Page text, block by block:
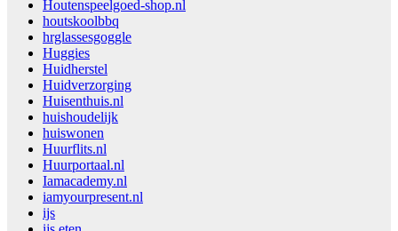
Houtenspeelgoed-shop.nl
houtskoolbbq
hrglassesgoggle
Huggies
Huidherstel
Huidverzorging
Huisenthuis.nl
huishoudelijk
huiswonen
Huurflits.nl
Huurportaal.nl
Iamacademy.nl
iamyourpresent.nl
ijs